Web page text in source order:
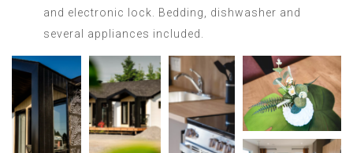
and electronic lock. Bedding, dishwasher and
several appliances included.